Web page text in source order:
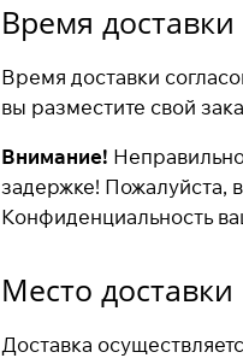
Время доставки
Время доставки
вы разместите свой
Внимание!
задержке! Пожалуйста,
Конфиденциальность
Место доставки
Доставка